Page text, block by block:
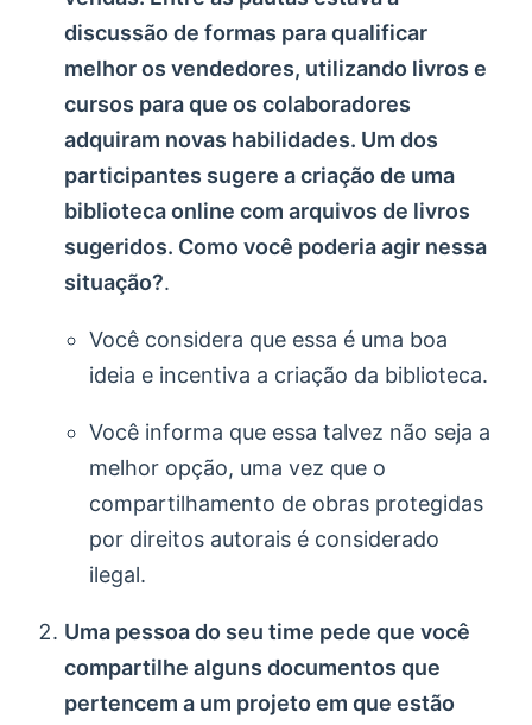
discussão de formas para qualificar
melhor os vendedores, utilizando livros e
cursos para que os colaboradores
adquiram novas habilidades. Um dos
participantes sugere a criação de uma
biblioteca online com arquivos de livros
sugeridos. Como você poderia agir nessa
situação?.
Você considera que essa é uma boa
ideia e incentiva a criação da biblioteca.
Você informa que essa talvez não seja a
melhor opção, uma vez que o
compartilhamento de obras protegidas
por direitos autorais é considerado
ilegal.
Uma pessoa do seu time pede que você
compartilhe alguns documentos que
pertencem a um projeto em que estão